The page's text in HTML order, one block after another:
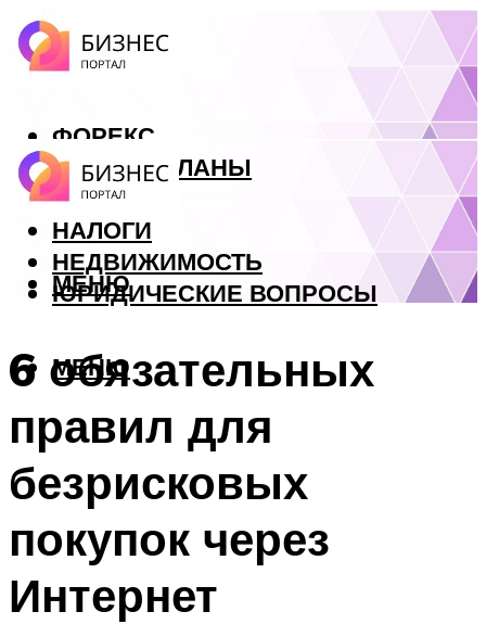
ФОРЕКС
БИЗНЕС ПЛАНЫ
КРЕДИТЫ
НАЛОГИ
НЕДВИЖИМОСТЬ
ЮРИДИЧЕСКИЕ ВОПРОСЫ
МЕНЮ
МЕНЮ
6 обязательных
правил для
безрисковых
покупок через
Интернет